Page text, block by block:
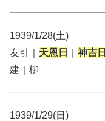
1939/1/28(土)
友引｜ 天恩日 神吉日
建｜柳
1939/1/29(日)